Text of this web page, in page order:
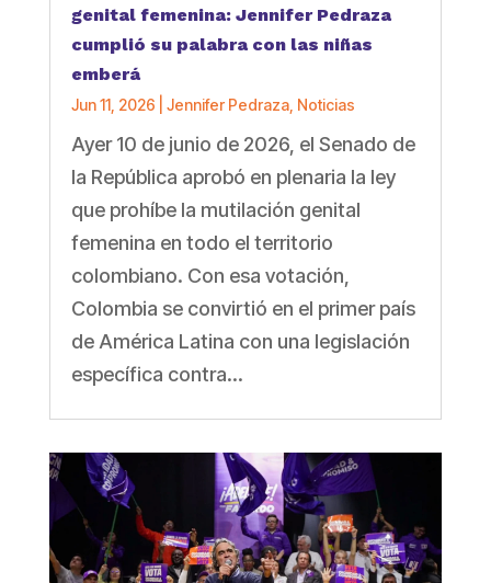
genital femenina: Jennifer Pedraza
cumplió su palabra con las niñas
emberá
Jun 11, 2026 Jennifer Pedraza, Noticias
Ayer 10 de junio de 2026, el Senado de
la República aprobó en plenaria la ley
que prohíbe la mutilación genital
femenina en todo el territorio
colombiano. Con esa votación,
Colombia se convirtió en el primer país
de América Latina con una legislación
específica contra...